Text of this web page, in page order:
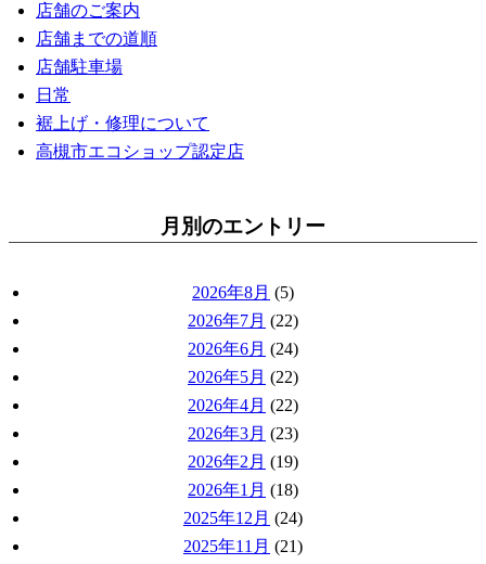
店舗のご案内
店舗までの道順
店舗駐車場
日常
裾上げ・修理について
高槻市エコショップ認定店
月別のエントリー
2026年8月 (5)
2026年7月 (22)
2026年6月 (24)
2026年5月 (22)
2026年4月 (22)
2026年3月 (23)
2026年2月 (19)
2026年1月 (18)
2025年12月 (24)
2025年11月 (21)